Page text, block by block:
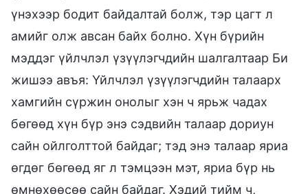
үнэхээр бодит байдалтай болж, тэр цагт л
амийг олж авсан байх болно. Хүн бүрийн
мэддэг үйлчлэл үзүүлэгчдийн шалгалтаар Би
жишээ авъя: Үйлчлэл үзүүлэгчдийн талаарх
хамгийн сүржин онолыг хэн ч ярьж чадах
бөгөөд хүн бүр энэ сэдвийн талаар дориун
сайн ойлголттой байдаг; тэд энэ талаар яриа
өгдөг бөгөөд яг л тэмцээн мэт, яриа бүр нь
өмнөхөөсөө сайн байдаг. Хэдий тийм ч,